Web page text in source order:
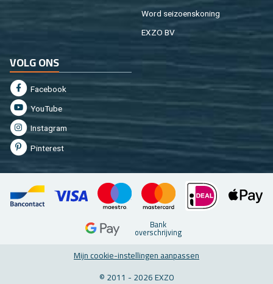
Word sei­zoens­ko­ning
EXZO BV
VOLG ONS
Fa­cebook
You­Tu­be
In­st­agram
Pin­te­rest
Bank
over­schrij­ving
Mijn coo­kie-in­stel­lin­gen aan­pas­sen
© 2011 - 2026 EXZO